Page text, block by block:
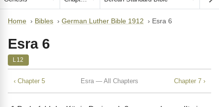
Home › Bibles › German Luther Bible 1912 › Esra 6
Esra 6
L12
‹ Chapter 5 Esra — All Chapters Chapter 7 ›